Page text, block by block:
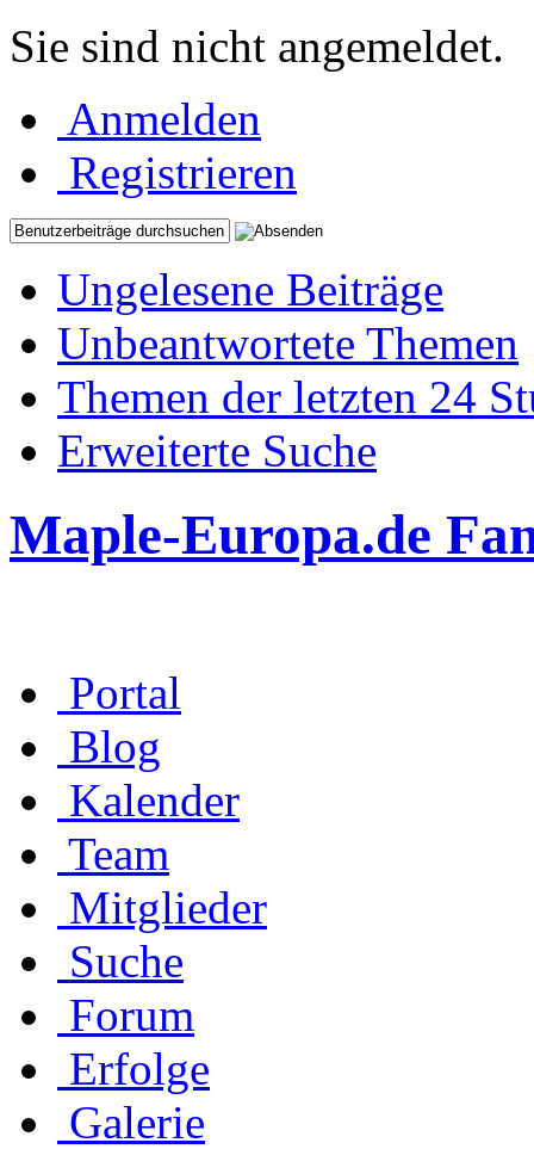
Sie sind nicht angemeldet.
Anmelden
Registrieren
Ungelesene Beiträge
Unbeantwortete Themen
Themen der letzten 24
Erweiterte Suche
Maple-Europa.de
Portal
Blog
Kalender
Team
Mitglieder
Suche
Forum
Erfolge
Galerie